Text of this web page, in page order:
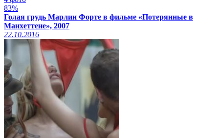
83%
Голая грудь Марлин Форте в фильме «Потерянные в
Манхеттене», 2007
22.10.2016